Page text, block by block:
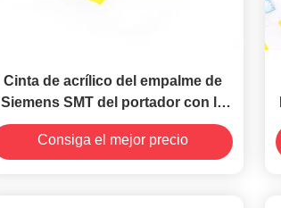
Cinta de acrílico del empalme de
Siemens SMT del portador con la
adherencia superior
Consiga el mejor precio